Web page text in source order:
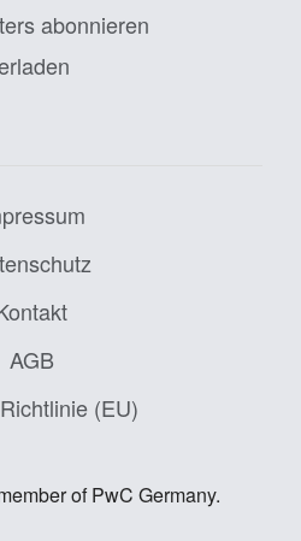
abonnieren
AGB
(EU)
of PwC Germany.